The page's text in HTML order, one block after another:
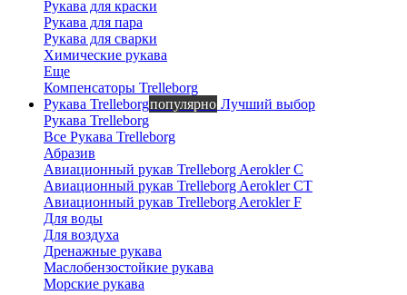
Рукава для краски
Рукава для пара
Рукава для сварки
Химические рукава
Еще
Компенсаторы Trelleborg
Рукава Trelleborgпопулярно Лучший выбор
Рукава Trelleborg
Все Рукава Trelleborg
Абразив
Авиационный рукав Trelleborg Aerokler C
Авиационный рукав Trelleborg Aerokler CT
Авиационный рукав Trelleborg Aerokler F
Для воды
Для воздуха
Дренажные рукава
Маслобензостойкие рукава
Морские рукава